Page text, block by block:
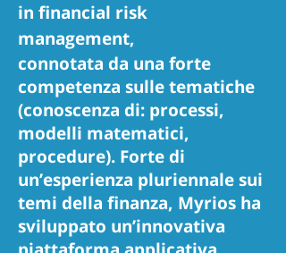
in financial risk
management,
connotata da una forte
competenza sulle tematiche
(conoscenza di: processi,
modelli matematici,
procedure). Forte di
un’esperienza pluriennale sui
temi della finanza, Myrios ha
sviluppato un’innovativa